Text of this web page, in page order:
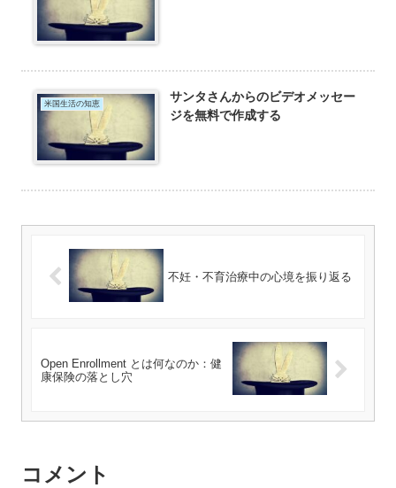
米国生活の知恵
サンタさんからのビデオメッセー
ジを無料で作成する
不妊・不育治療中の心境を振り返る
Open Enrollment とは何なのか：健
康保険の落とし穴
コメント